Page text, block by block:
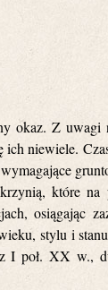
okaz. Z
niewiele.
które
osiągając
stylu i
I poł. XX w.,